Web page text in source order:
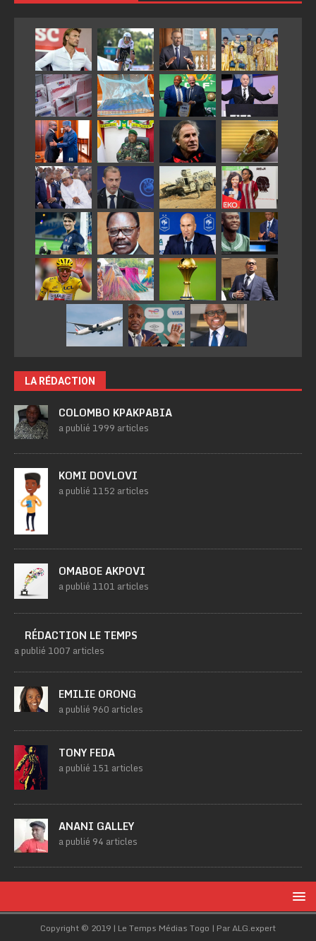
LA RÉDACTION
COLOMBO KPAKPABIA
a publié 1999 articles
KOMI DOVLOVI
a publié 1152 articles
OMABOE AKPOVI
a publié 1101 articles
RÉDACTION LE TEMPS
a publié 1007 articles
EMILIE ORONG
a publié 960 articles
TONY FEDA
a publié 151 articles
ANANI GALLEY
a publié 94 articles
Copyright © 2019 | Le Temps Médias Togo | Par ALG.expert